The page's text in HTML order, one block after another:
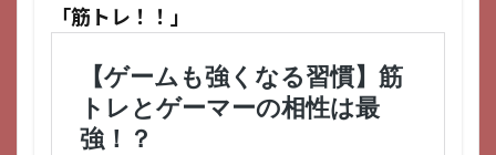
「筋トレ！！」